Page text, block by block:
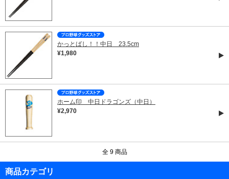
かっとばし！！中日 23.5cm
¥1,980
ホーム印 中日ドラゴンズ（中日）
¥2,970
全 9 商品
商品カテゴリ